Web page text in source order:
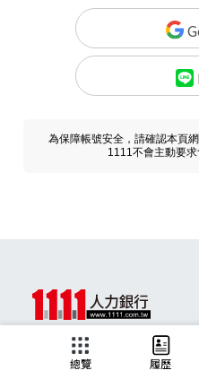
為保障帳號安全，請確認本頁
1111不會主動要
總覽 履歷